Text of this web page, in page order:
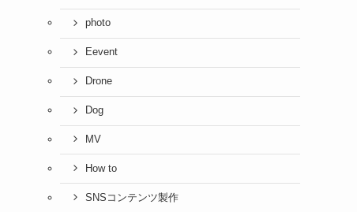
photo
Eevent
Drone
Dog
MV
How to
SNSコンテンツ製作